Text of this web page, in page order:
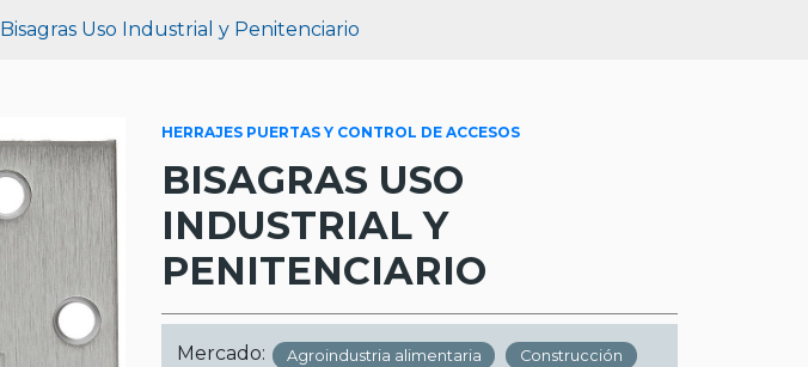
Bisagras Uso Industrial y Penitenciario
HERRAJES PUERTAS Y CONTROL DE ACCESOS
BISAGRAS USO
INDUSTRIAL Y
PENITENCIARIO
Mercado: Agroindustria alimentaria
Construcción